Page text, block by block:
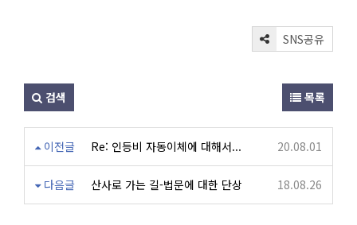
SNS공유
검색 목록
이전글 Re: 인등비 자동이체에 대해서... 20.08.01
다음글 산사로 가는 길-법문에 대한 단상 18.08.26